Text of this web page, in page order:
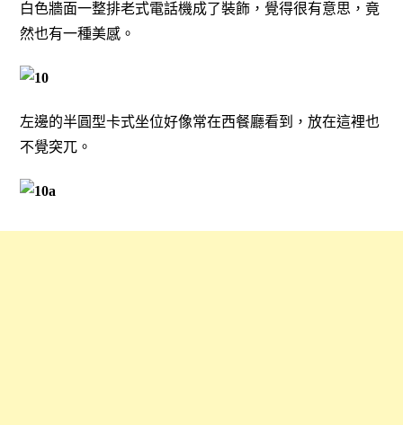
白色牆面一整排老式電話機成了裝飾，覺得很有意思，竟
然也有一種美感。
左邊的半圓型卡式坐位好像常在西餐廳看到，放在這裡也
不覺突兀。